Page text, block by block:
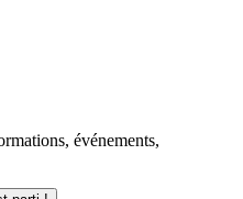
événements,